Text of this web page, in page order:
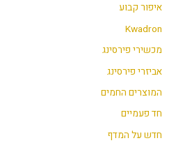
איפור קבוע
Kwadron
מכשירי פירסינג
אביזרי פירסינג
המוצרים החמים
חד פעמיים
חדש על המדף